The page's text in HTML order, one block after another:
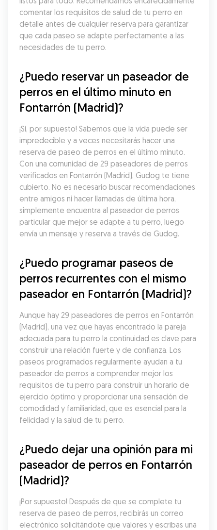
comentar los requisitos de salud de tu perro en
detalle antes de cualquier reserva para garantizar
que cada paseo se adapte perfectamente a las
necesidades de tu perro.
¿Puedo reservar un paseador de
perros en el último minuto en
Fontarrón (Madrid)?
¡Sí, por supuesto! Sabemos que la vida puede ser
impredecible y a veces necesitarás hacer una
reserva de paseo de perros en el último minuto.
Con una comunidad de 29 paseadores de perros
verificados en Fontarrón (Madrid), Gudog te tiene
cubierto. No es necesario buscar recomendaciones
entre amigos ni hacer llamadas de última hora,
simplemente encuentra al paseador de perros
particular que mejor se adapte a tu perro, luego
envía un mensaje y reserva a través de Gudog.
¿Puedo programar paseos de
perros recurrentes con el mismo
paseador en Fontarrón (Madrid)?
Aunque hay 29 paseadores de perros en Fontarrón
(Madrid), una vez que hayas encontrado la pareja
adecuada para tu perro la continuidad es clave para
construir una relación fuerte y de confianza. Los
paseos programados regularmente ayudan a tu
paseador de perros a comprender mejor los
requisitos de tu perro para construir un horario de
ejercicio óptimo y proporcionar una sensación de
comodidad y familiaridad, que es esencial para la
felicidad y la salud de tu perro.
¿Puedo dejar una opinión para mi
paseador de perros en Fontarrón
(Madrid)?
¡Por supuesto! Después de que se complete tu
reserva de paseo de perros, recibirás un correo
electrónico solicitándote que valores y escribas una